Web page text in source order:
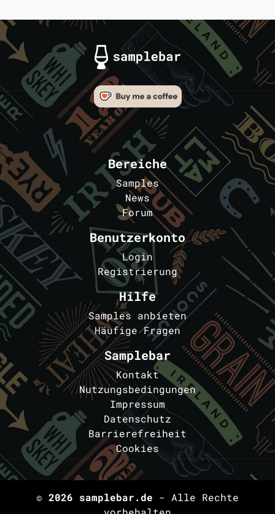
Bereiche
Samples
News
Forum
Benutzerkonto
Login
Registrierung
Hilfe
Samples anbieten
Häufige Fragen
Samplebar
Kontakt
Nutzungsbedingungen
Impressum
Datenschutz
Barrierefreiheit
Cookies
© 2026 samplebar.de - Alle Rechte